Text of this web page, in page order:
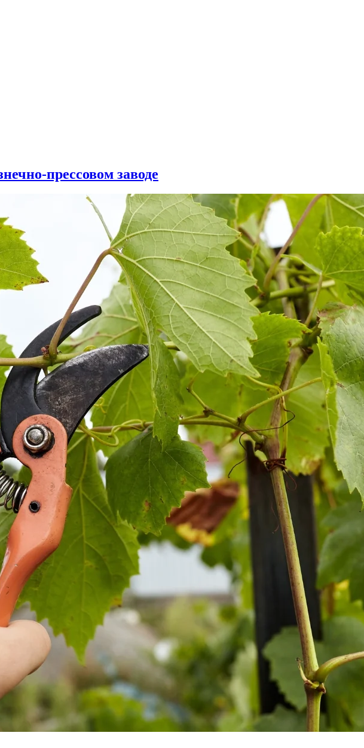
прессовом заводе